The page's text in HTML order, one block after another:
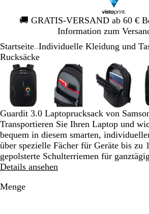
🚚 GRATIS-VERSAND ab 60 €
Information zum
Galeriebild
1
Startseite Individuelle Kleidung und
Rucksäcke
Vergrößer-/verkleinerbares
Bild
Zoom
auf
Minimum
Klicken
zum
Vergrößern
Verwenden
Sie
die
Tasten
+
und
-
zum
Zoomen
und
die
Pfeiltasten
Vergrößer-/
Bild
Zoom
auf
Minimum
Klicken
zum
Vergrößern
Verwenden
Sie
die
Tasten
+
und
-
zum
Zoomen
Bild
Zoom
auf
Minimum
Klicken
zum
Sie
die
Tasten
+
und
-
zum
Zoomen
und
Galeriebild
von
Guardit 3.0 Laptoprucksack von
Transportieren Sie Ihren Laptop und
bequem in diesem smarten,
über spezielle Fächer für Geräte bis zu
gepolsterte Schulterriemen für
Details ansehen
Menge